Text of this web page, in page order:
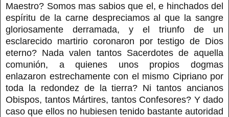
Maestro? Somos mas sabios que el, e hinchados del
espíritu de la carne despreciamos al que la sangre
gloriosamente derramada, y el triunfo de un
esclarecido martirio coronaron por testigo de Dios
eterno? Nada valen tantos Sacerdotes de aquella
comunión, a quienes unos propios dogmas
enlazaron estrechamente con el mismo Cipriano por
toda la redondez de la tierra? Ni tantos ancianos
Obispos, tantos Mártires, tantos Confesores? Y dado
caso que ellos no hubiesen tenido bastante autoridad